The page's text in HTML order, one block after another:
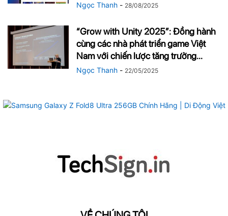
Ngọc Thanh - 28/08/2025
“Grow with Unity 2025”: Đồng hành
cùng các nhà phát triển game Việt
Nam với chiến lược tăng trưởng...
Ngọc Thanh - 22/05/2025